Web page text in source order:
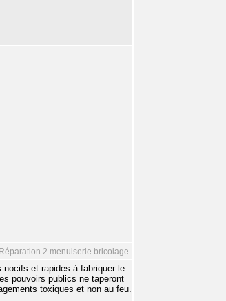
Réparation 2 menuiserie bricolage
et rapides à fabriquer le
pouvoirs publics ne taperont
toxiques et non au feu.